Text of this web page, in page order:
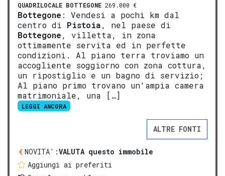
QUADRILOCALE BOTTEGONE 269.000 €
Bottegone : Vendesi a pochi km dal
centro di Pistoia, nel paese di
Bottegone, villetta, in zona
ottimamente servita ed in perfette
condizioni. Al piano terra troviamo un
accogliente soggiorno con zona cottura,
un ripostiglio e un bagno di servizio;
Al piano primo trovano un'ampia camera
matrimoniale, una […]
LEGGI ANCORA
ALTRE FONTI
NOVITA':VALUTA questo immobile
Aggiungi ai preferiti